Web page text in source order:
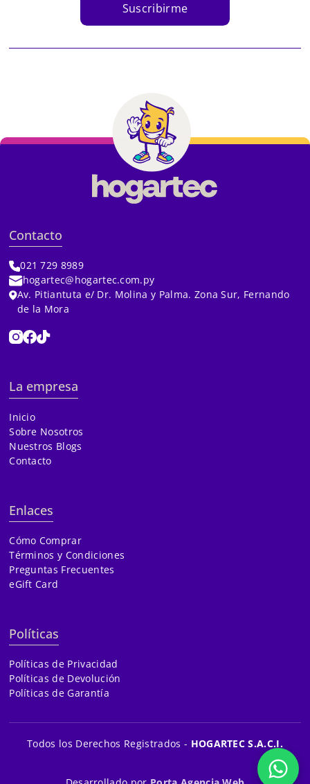
Suscribirme
Contacto
021 729 8989
hogartec@hogartec.com.py
Av. Pitiantuta e/ Dr. Molina y Palma. Zona Sur, Fernando
de la Mora
La empresa
Inicio
Sobre Nosotros
Nuestros Blogs
Contacto
Enlaces
Cómo Comprar
Términos y Condiciones
Preguntas Frecuentes
eGift Card
Políticas
Políticas de Privacidad
Políticas de Devolución
Políticas de Garantía
Todos los Derechos Registrados - HOGARTEC S.A.C.I.